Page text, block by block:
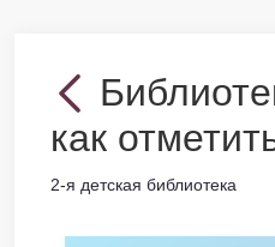
как
2-я детская библиотека